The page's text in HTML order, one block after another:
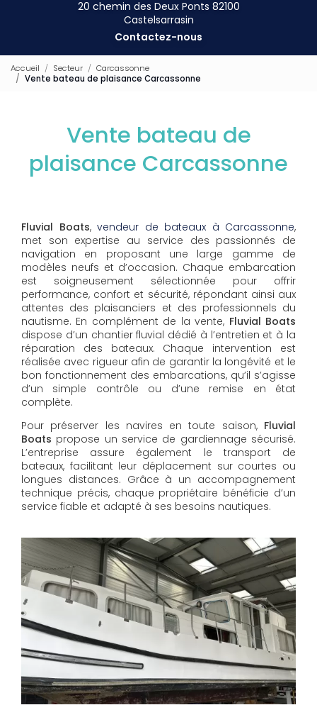
20 chemin des Deux Ponts 82100
Castelsarrasin
Contactez-nous
Accueil Secteur
Carcassonne
Vente bateau de plaisance Carcassonne
Vente bateau de
plaisance Carcassonne
Fluvial Boats, vendeur de bateaux à Carcassonne,
met son expertise au service des passionnés de
navigation en proposant une large gamme de
modèles neufs et d’occasion. Chaque embarcation
est soigneusement sélectionnée pour offrir
performance, confort et sécurité, répondant ainsi aux
attentes des plaisanciers et des professionnels du
nautisme. En complément de la vente, Fluvial Boats
dispose d’un chantier fluvial dédié à l’entretien et à la
réparation des bateaux. Chaque intervention est
réalisée avec rigueur afin de garantir la longévité et le
bon fonctionnement des embarcations, qu’il s’agisse
d’un simple contrôle ou d’une remise en état
complète.
Pour préserver les navires en toute saison, Fluvial
Boats propose un service de gardiennage sécurisé.
L’entreprise assure également le transport de
bateaux, facilitant leur déplacement sur courtes ou
longues distances. Grâce à un accompagnement
technique précis, chaque propriétaire bénéficie d’un
service fiable et adapté à ses besoins nautiques.